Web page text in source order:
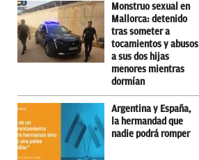
Monstruo sexual en
Mallorca: detenido
tras someter a
tocamientos y abusos
a sus dos hijas
menores mientras
dormían
Argentina y España,
la hermandad que
nadie podrá romper